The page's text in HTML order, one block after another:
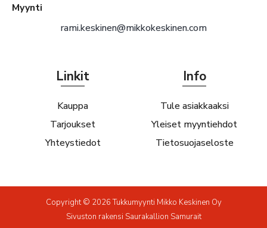
Myynti
rami.keskinen@mikkokeskinen.com
Linkit
Kauppa
Tarjoukset
Yhteystiedot
Info
Tule asiakkaaksi
Yleiset myyntiehdot
Tietosuojaseloste
Copyright © 2026 Tukkumyynti Mikko Keskinen Oy
Sivuston rakensi Saurakallion Samurait